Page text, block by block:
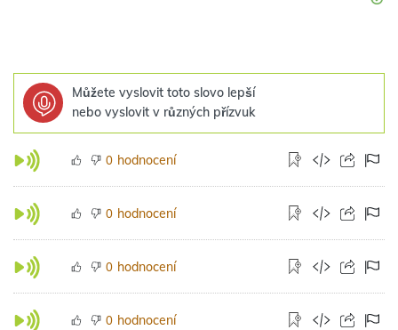
Můžete vyslovit toto slovo lepší
nebo vyslovit v různých přízvuk
0 hodnocení
0 hodnocení
0 hodnocení
0 hodnocení